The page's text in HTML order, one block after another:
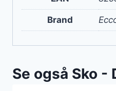
Brand
Se også Sko -